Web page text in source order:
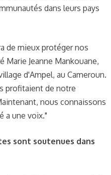
dans leurs pays
de mieux protéger nos
Marie Jeanne Mankouane,
d'Ampel, au Cameroun.
profitaient de notre
nous connaissons
a une voix."
sont soutenues dans